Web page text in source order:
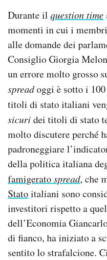
Area Personale
Newsletter
Notifiche mobile
Esci
Durante il question time
momenti in cui i
alle domande dei
Consiglio Giorgia
un errore molto grosso
spreadoggi è sotto i
titoli di stato italiani
sicuridei titoli di stato
molto discutere perché
padroneggiare
della politica italiana
famigeratospread, che
Statoitaliani sono
investitori rispetto a
dell’Economia
di fianco, ha iniziato a
sentito lo strafalcione.